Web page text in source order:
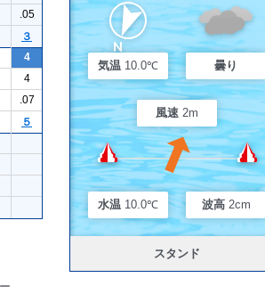
.05
３
4
4
.07
５
気温 10.0℃ 曇り
風速 2m
水温 10.0℃ 波高 2cm
スタンド